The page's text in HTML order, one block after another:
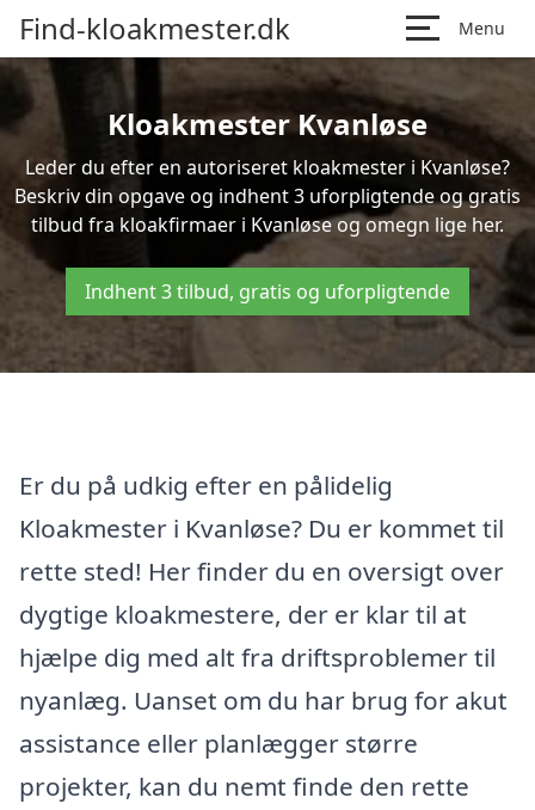
Find-kloakmester.dk Menu
Kloakmester Kvanløse
Leder du efter en autoriseret kloakmester i Kvanløse?
Beskriv din opgave og indhent 3 uforpligtende og gratis
tilbud fra kloakfirmaer i Kvanløse og omegn lige her.
Indhent 3 tilbud, gratis og uforpligtende
Er du på udkig efter en pålidelig
Kloakmester i Kvanløse? Du er kommet til
rette sted! Her finder du en oversigt over
dygtige kloakmestere, der er klar til at
hjælpe dig med alt fra driftsproblemer til
nyanlæg. Uanset om du har brug for akut
assistance eller planlægger større
projekter, kan du nemt finde den rette